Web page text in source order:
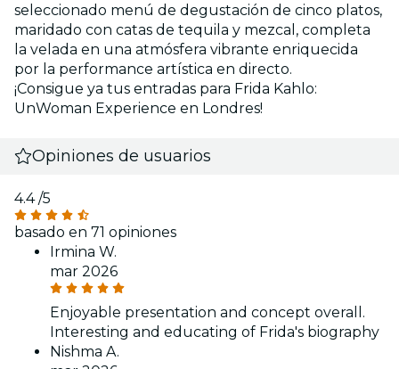
seleccionado menú de degustación de cinco platos,
maridado con catas de tequila y mezcal, completa
la velada en una atmósfera vibrante enriquecida
por la performance artística en directo.
¡Consigue ya tus entradas para Frida Kahlo:
UnWoman Experience en Londres!
Opiniones de usuarios
4.4/5
basado en 71 opiniones
Irmina W.
mar 2026
Enjoyable presentation and concept overall.
Interesting and educating of Frida's biography
Nishma A.